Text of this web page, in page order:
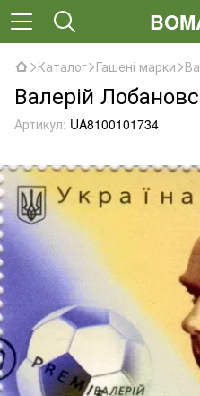
Каталог Гашені марки
Валерій
Артикул: UA8100101734